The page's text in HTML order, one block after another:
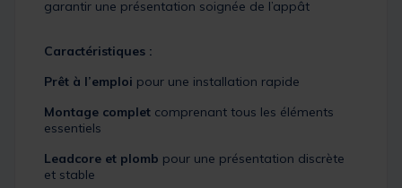
garantir une présentation soignée de l’appât
Caractéristiques :
Prêt à l’emploi pour une installation rapide
Montage complet comprenant tous les éléments
essentiels
Leadcore et plomb pour une présentation discrète
et stable